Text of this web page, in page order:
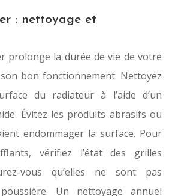
: nettoyage et
prolonge la durée de vie de votre
bon fonctionnement. Nettoyez
du radiateur à l’aide d’un
Évitez les produits abrasifs ou
endommager la surface. Pour
vérifiez l’état des grilles
vous qu’elles ne sont pas
Un nettoyage annuel